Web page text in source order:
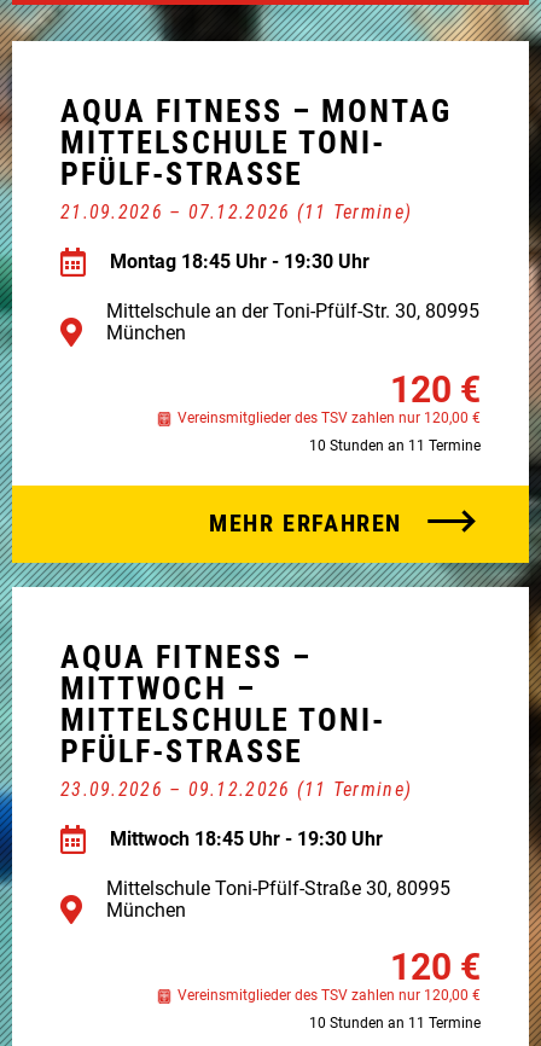
AQUA FITNESS – MONTAG
MITTELSCHULE TONI-
PFÜLF-STRASSE
21.09.2026 – 07.12.2026 (11 Termine)
Montag 18:45 Uhr - 19:30 Uhr
Mittelschule an der Toni-Pfülf-Str. 30, 80995
München
120 €
Vereinsmitglieder des TSV zahlen nur 120,00 €
10 Stunden an 11 Termine
MEHR ERFAHREN
AQUA FITNESS –
MITTWOCH –
MITTELSCHULE TONI-
PFÜLF-STRASSE
23.09.2026 – 09.12.2026 (11 Termine)
Mittwoch 18:45 Uhr - 19:30 Uhr
Mittelschule Toni-Pfülf-Straße 30, 80995
München
120 €
Vereinsmitglieder des TSV zahlen nur 120,00 €
10 Stunden an 11 Termine